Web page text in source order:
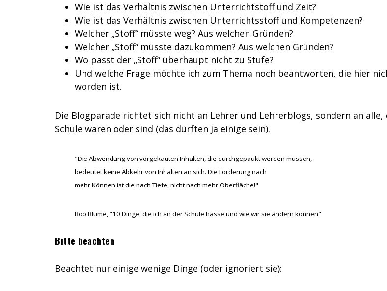
Wie ist das Verhältnis zwischen Unterrichtstoff und Zeit?
Wie ist das Verhältnis zwischen Unterrichtsstoff und Kompetenzen?
Welcher „Stoff“ müsste weg? Aus welchen Gründen?
Welcher „Stoff“ müsste dazukommen? Aus welchen Gründen?
Wo passt der „Stoff“ überhaupt nicht zu Stufe?
Und welche Frage möchte ich zum Thema noch beantworten, die hier
worden ist.
Die Blogparade richtet sich nicht an Lehrer und Lehrerblogs, sondern an alle,
Schule waren oder sind (das dürften ja einige sein).
"Die Abwendung von vorgekauten Inhalten, die durchgepaukt werden müssen,
bedeutet keine Abkehr von Inhalten an sich. Die Forderung nach
mehr Können ist die nach Tiefe, nicht nach mehr Oberfläche!"
Bob Blume, "10 Dinge, die ich an der Schule hasse und wie wir sie ändern können"
Bitte beachten
Beachtet nur einige wenige Dinge (oder ignoriert sie):